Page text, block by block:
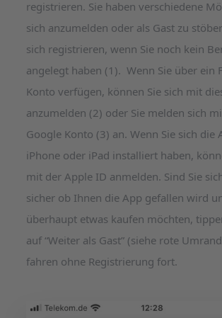
registrieren. Sie haben verschiedene
sich anzumelden oder als Gast zu
sich registrieren, wenn Sie noch kein
angelegt haben (1). Wenn Sie über ein
Konto verfügen, können Sie sich mit
anzumelden (2) oder Sie melden sich
Google Konto (3) an. Wenn Sie sich die
iPhone oder iPad installiert haben,
mit der Apple ID anmelden. Sind Sie
sicher ob Ihnen die App gefallen wird
überhaupt etwas kaufen möchten,
auf “Weiter als Gast” (siehe rote
fahren ohne Registrierung fort.